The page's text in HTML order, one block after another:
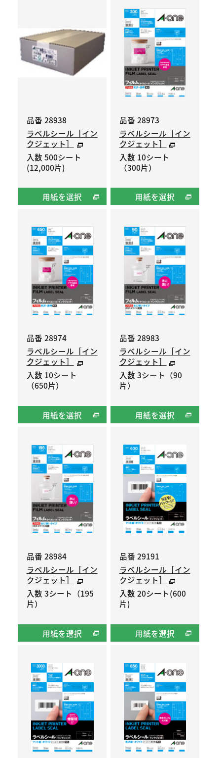
品番 28938
ラベルシール［イン
クジェット］
入数 500シート
(12,000片)
用紙を選択
品番 28973
ラベルシール［イン
クジェット］
入数 10シート
（300片）
用紙を選択
品番 28974
ラベルシール［イン
クジェット］
入数 10シート
（650片）
用紙を選択
品番 28983
ラベルシール［イン
クジェット］
入数 3シート（90
片）
用紙を選択
品番 28984
ラベルシール［イン
クジェット］
入数 3シート（195
片）
用紙を選択
品番 29191
ラベルシール［イン
クジェット］
入数 20シート(600
片)
用紙を選択